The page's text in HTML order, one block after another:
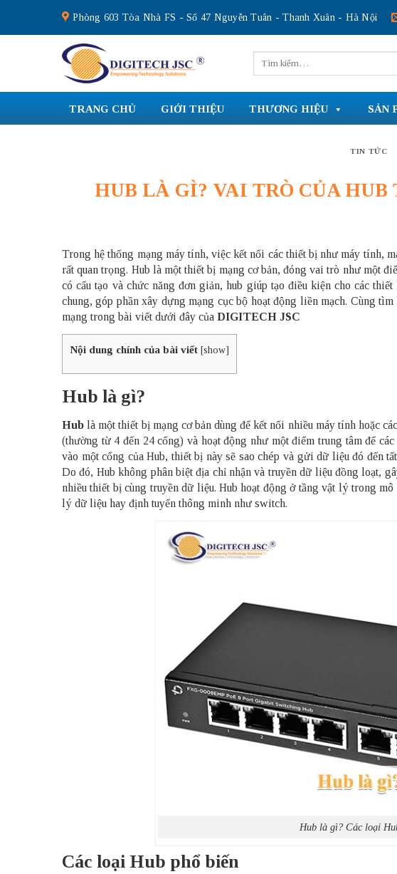
content
Phòng 603 Tòa Nhà FS - Số 47 Nguyễn Tuân - Thanh Xuân - Hà Nội
kiếm:
TRANG CHỦ GIỚI THIỆU THƯƠNG HIỆU SẢN
TIN TỨC
HUB LÀ GÌ? VAI TRÒ CỦA
Trong hệ thống mạng máy tính, việc kết nối các thiết bị như máy tính,
rất quan trọng. Hub là một thiết bị mạng cơ bản, đóng vai trò như một
có cấu tạo và chức năng đơn giản, hub giúp tạo điều kiện cho các
chung, góp phần xây dựng mạng cục bộ hoạt động liền mạch. Cùng
mạng trong bài viết dưới đây của DIGITECH JSC
Nội dung chính của bài viết [show]
Hub là gì?
Hublà một thiết bị mạng cơ bản dùng để kết nối nhiều máy tính hoặc
(thường từ 4 đến 24 cổng) và hoạt động như một điểm trung tâm để
vào một cổng của Hub, thiết bị này sẽ sao chép và gửi dữ liệu đó đến
Do đó, Hub không phân biệt địa chỉ nhận và truyền dữ liệu đồng loạt,
nhiều thiết bị cùng truyền dữ liệu. Hub hoạt động ở tầng vật lý trong
lý dữ liệu hay định tuyến thông minh như switch.
Hub là gì? Các loại
Các loại Hub phổ biến